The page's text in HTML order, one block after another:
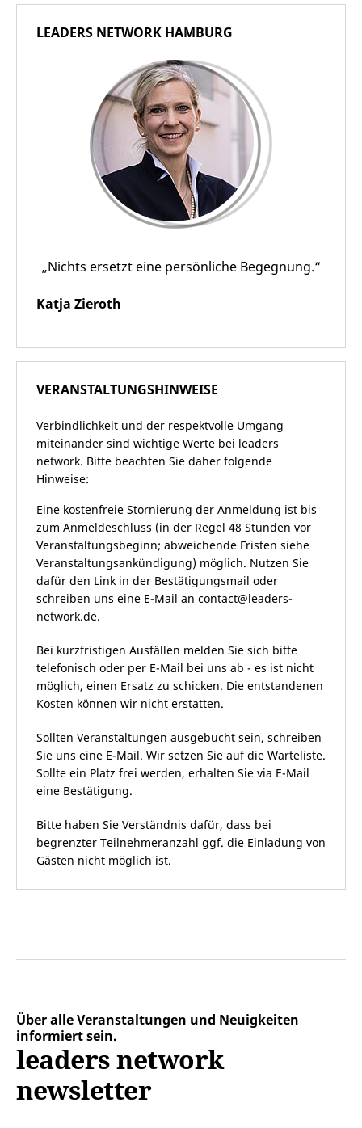
LEADERS NETWORK HAMBURG
„Nichts ersetzt eine persönliche Begegnung.“
Katja Zieroth
VERANSTALTUNGSHINWEISE
Verbindlichkeit und der respektvolle Umgang
miteinander sind wichtige Werte bei leaders
network. Bitte beachten Sie daher folgende
Hinweise:
Eine kostenfreie Stornierung der Anmeldung ist bis
zum Anmeldeschluss (in der Regel 48 Stunden vor
Veranstaltungsbeginn; abweichende Fristen siehe
Veranstaltungsankündigung) möglich. Nutzen Sie
dafür den Link in der Bestätigungsmail oder
schreiben uns eine E-Mail an contact@leaders-
network.de.
Bei kurzfristigen Ausfällen melden Sie sich bitte
telefonisch oder per E-Mail bei uns ab - es ist nicht
möglich, einen Ersatz zu schicken. Die entstandenen
Kosten können wir nicht erstatten.
Sollten Veranstaltungen ausgebucht sein, schreiben
Sie uns eine E-Mail. Wir setzen Sie auf die Warteliste.
Sollte ein Platz frei werden, erhalten Sie via E-Mail
eine Bestätigung.
Bitte haben Sie Verständnis dafür, dass bei
begrenzter Teilnehmeranzahl ggf. die Einladung von
Gästen nicht möglich ist.
Über alle Veranstaltungen und Neuigkeiten
informiert sein.
leaders network
newsletter